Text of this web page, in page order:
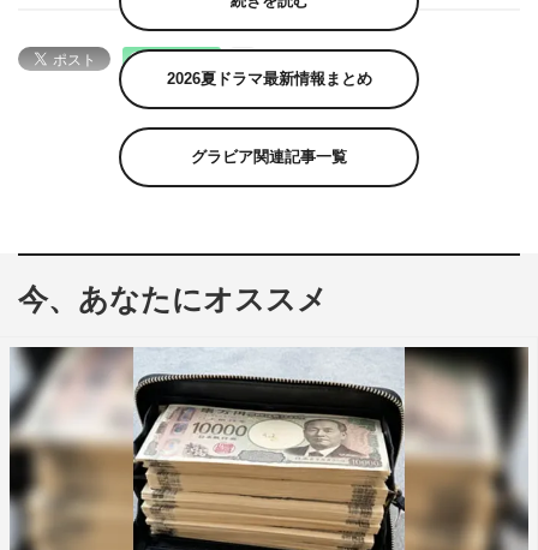
2026夏ドラマ最新情報まとめ
グラビア関連記事一覧
今、あなたにオススメ